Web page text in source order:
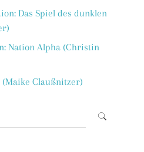
Das Spiel des dunklen
Nation Alpha (Christin
(Maike Claußnitzer)
SEARCH